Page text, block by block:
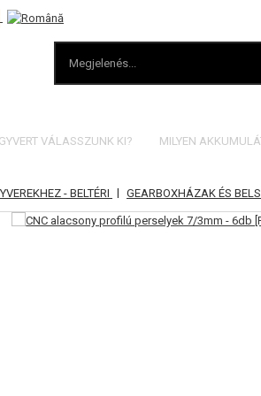
VÁLASSZUNK KI? MILYEN
- BELTÉRI | GEARBOXHÁZAK ÉS